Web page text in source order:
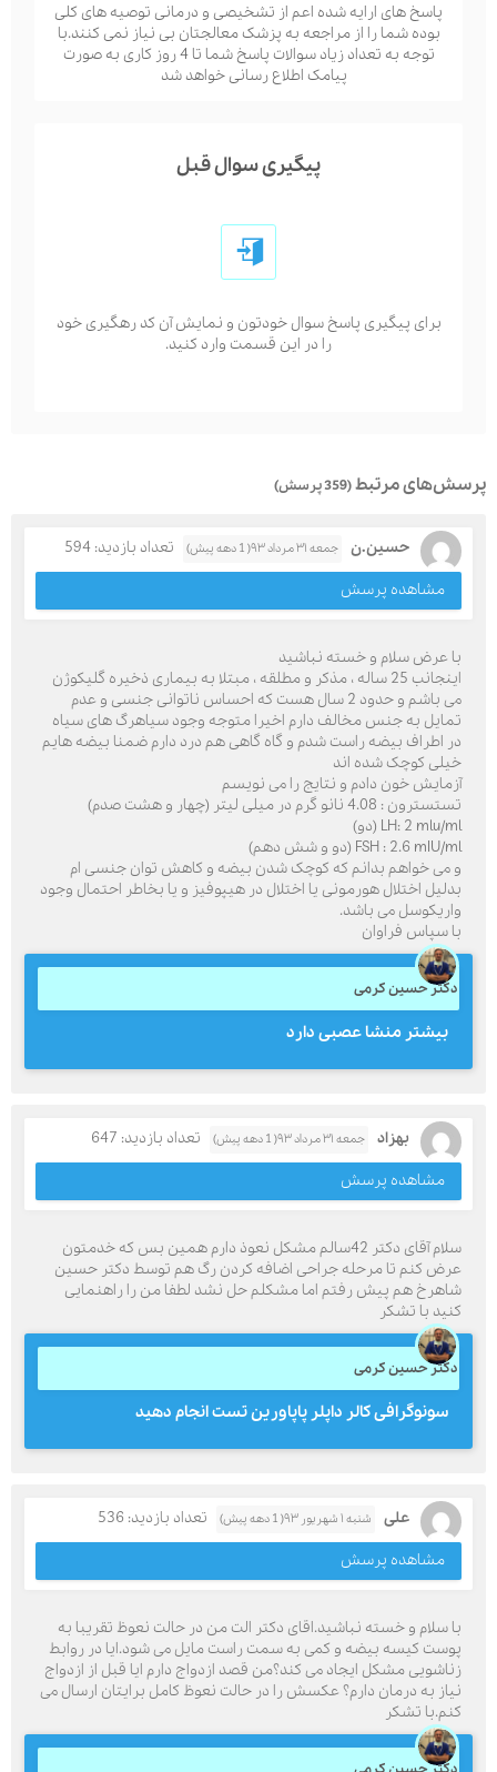
پاسخ های ارایه شده اعم از تشخیصی و درمانی توصیه های کلی
بوده شما را از مراجعه به پزشک معالجتان بی نیاز نمی کنند.با
توجه به تعداد زیاد سوالات پاسخ شما تا 4 روز کاری به صورت
پیامک اطلاع رسانی خواهد شد
پیگیری سوال قبل
برای پیگیری پاسخ سوال خودتون و نمایش آن کد رهگیری خود
را در این قسمت وارد کنید.
پرسش‌های مرتبط(359 پرسش)
حسین.ن جمعه ۳۱ مرداد ۹۳( 1 دهه پیش)
تعداد بازدید: 594
مشاهده پرسش
با عرض سلام و خسته نباشید
اینجانب 25 ساله ، مذکر و مطلقه ، مبتلا به بیماری ذخیره گلیکوژن
می باشم و حدود 2 سال هست که احساس ناتوانی جنسی و عدم
تمایل به جنس مخالف دارم اخیرا متوجه وجود سیاهرگ های سیاه
در اطراف بیضه راست شدم و گاه گاهی هم درد دارم ضمنا بیضه هایم
خیلی کوچک شده اند
آزمایش خون دادم و نتایج را می نویسم
تستسترون : 4.08 نانو گرم در میلی لیتر (چهار و هشت صدم)
LH: 2 mlu/ml (دو)
FSH : 2.6 mIU/ml (دو و شش دهم)
و می خواهم بدانم که کوچک شدن بیضه و کاهش توان جنسی ام
بدلیل اختلال هورمونی یا اختلال در هیپوفیز و یا بخاطر احتمال وجود
واریکوسل می باشد.
با سپاس فراوان
دکتر حسین کرمی
بیشتر منشا عصبی دارد
بهزاد جمعه ۳۱ مرداد ۹۳( 1 دهه پیش)
تعداد بازدید: 647
مشاهده پرسش
سلام آقای دکتر 42سالم مشکل نعوذ دارم همین بس که خدمتون
عرض کنم تا مرحله جراحی اضافه کردن رگ هم توسط دکتر حسین
شاهرخ هم پیش رفتم اما مشکلم حل نشد لطفا من را راهنمایی
کنید با تشکر
دکتر حسین کرمی
سونوگرافی کالر داپلر پاپاورین تست انجام دهید
علی شنبه ۱ شهریور ۹۳( 1 دهه پیش)
تعداد بازدید: 536
مشاهده پرسش
با سلام و خسته نباشید.اقای دکتر الت من در حالت نعوظ تقریبا به
پوست کیسه بیضه و کمی به سمت راست مایل می شود.ایا در روابط
زناشویی مشکل ایجاد می کند؟من قصد ازدواج دارم ایا قبل از ازدواج
نیاز به درمان دارم؟ عکسش را در حالت نعوظ کامل برایتان ارسال می
کنم.با تشکر